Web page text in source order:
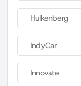
Hulkenberg
IndyCar
Innovate